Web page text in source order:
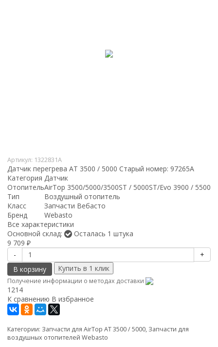
Артикул: 1322831A
Датчик перегрева AT 3500 / 5000 Старый номер: 97265А
Категория Датчик
ОтопительAirTop 3500/5000/3500ST / 5000ST/Evo 3900 / 5500
Тип
Воздушный отопитель
Класс
Запчасти Вебасто
Бренд
Webasto
Все характеристики
Основной склад:
Осталась 1 штука
9 709 ₽
-
+
В корзину
Получение информации о методах доставки
1214
К сравнению В избранное
Категории: Запчасти для AirTop AT 3500 / 5000, Запчасти для
воздушных отопителей Webasto